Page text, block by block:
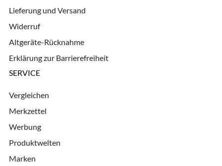
Lieferung und Versand
Widerruf
Altgeräte-Rücknahme
Erklärung zur Barrierefreiheit
SERVICE
Vergleichen
Merkzettel
Werbung
Produktwelten
Marken